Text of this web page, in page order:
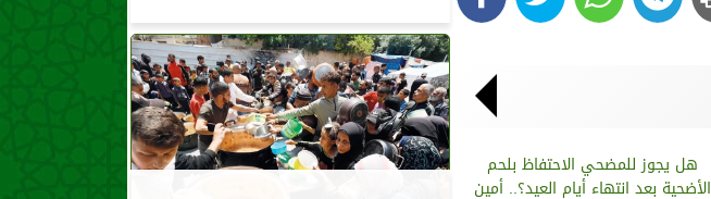
هل يجوز للمضحي الاحتفاظ بلحم
الأضحية بعد انتهاء أيام العيد؟.. أمين